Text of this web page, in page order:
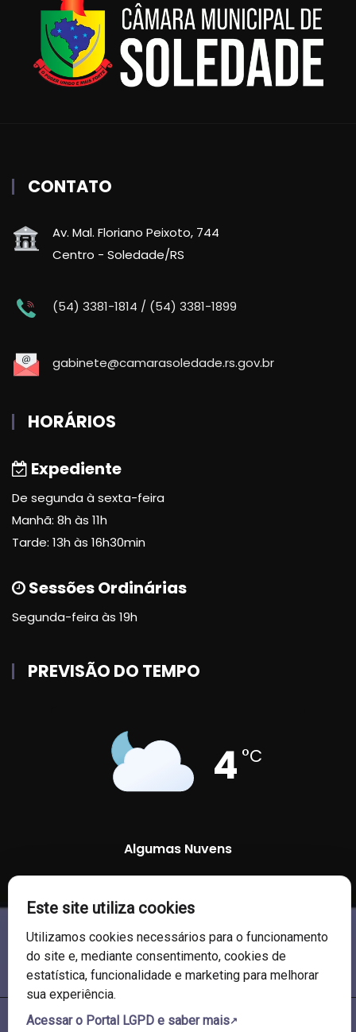
CONTATO
Av. Mal. Floriano Peixoto, 744
Centro - Soledade/RS
(54) 3381-1814 / (54) 3381-1899
gabinete@camarasoledade.rs.gov.br
HORÁRIOS
Expediente
De segunda à sexta-feira
Manhã: 8h às 11h
Tarde: 13h às 16h30min
Sessões Ordinárias
Segunda-feira às 19h
PREVISÃO DO TEMPO
4 °C
Algumas Nuvens
81 % 1027 mb
Este site utiliza cookies
Utilizamos cookies necessários para o funcionamento
do site e, mediante consentimento, cookies de
estatística, funcionalidade e marketing para melhorar
sua experiência.
Acessar o Portal LGPD e saber mais